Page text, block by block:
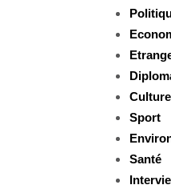
Culture
Sport
Santé